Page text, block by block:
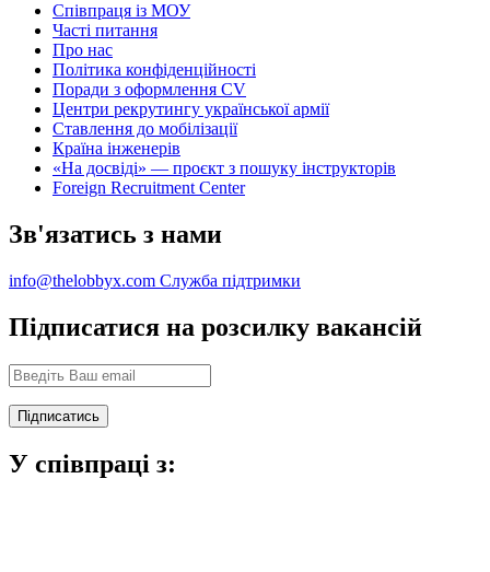
Співпраця із МОУ
Часті питання
Про нас
Політика конфіденційності
Поради з оформлення CV
Центри рекрутингу української армії
Ставлення до мобілізації
Країна інженерів
«На досвіді» — проєкт з пошуку інструкторів
Foreign Recruitment Center
Зв'язатись з нами
info@thelobbyx.com Служба підтримки
Підписатися на розсилку вакансій
У співпраці з: